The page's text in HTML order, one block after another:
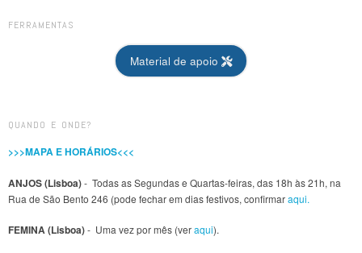
FERRAMENTAS
Material de apoio
QUANDO E ONDE?
>>>MAPA E HORÁRIOS<<<
ANJOS (Lisboa)- Todas as Segundas e Quartas-feiras, das 18h às 21h, na
Rua de São Bento 246 (pode fechar em dias festivos, confirmaraqui.
FEMINA (Lisboa)- Uma vez por mês (veraqui).